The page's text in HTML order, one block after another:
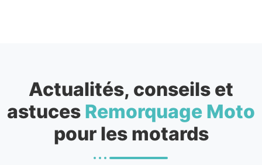
Actualités, conseils et
astuces Remorquage Moto
pour les motards